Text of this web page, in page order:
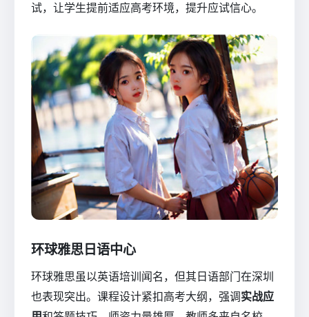
试，让学生提前适应高考环境，提升应试信心。
环球雅思日语中心
环球雅思虽以英语培训闻名，但其日语部门在深圳
也表现突出。课程设计紧扣高考大纲，强调实战应